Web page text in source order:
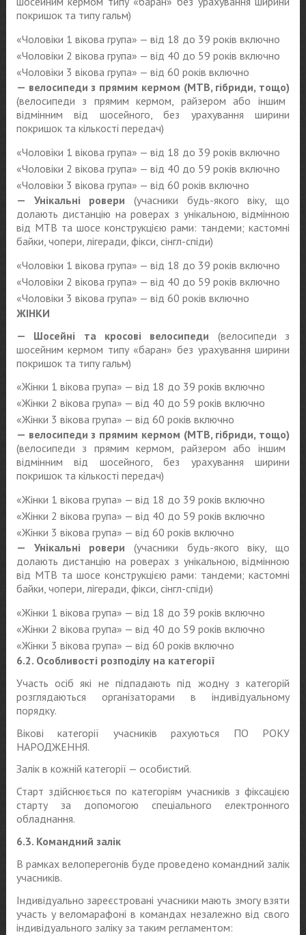
покришок та типу гальм)
«Чоловіки 1 вікова група» — від 18 до 39 років включно
«Чоловіки 2 вікова група» — від 40 до 59 років включно
«Чоловіки 3 вікова група» — від 60 років включно
— велосипеди з прямим кермом (MTB, гібриди, тощо)
(велосипеди з прямим кермом, райзером або іншим
відмінним від шосейного, без урахування ширини
покришок та кількості передач)
«Чоловіки 1 вікова група» — від 18 до 39 років включно
«Чоловіки 2 вікова група» — від 40 до 59 років включно
«Чоловіки 3 вікова група» — від 60 років включно
— Унікальні ровери (учасники будь-якого віку, що
долають дистанцію на роверах з унікальною, відмінною
від MTB та шосе конструкцією рами: тандеми; кастомні
байки, чопери, лігеради, фікси, сінгл-спіди)
«Чоловіки 1 вікова група» — від 18 до 39 років включно
«Чоловіки 2 вікова група» — від 40 до 59 років включно
«Чоловіки 3 вікова група» — від 60 років включно
ЖІНКИ
— Шосейні та кросові велосипеди (велосипеди з
шосейним кермом типу «баран» без урахування ширини
покришок та типу гальм)
«Жінки 1 вікова група» — від 18 до 39 років включно
«Жінки 2 вікова група» — від 40 до 59 років включно
«Жінки 3 вікова група» — від 60 років включно
— велосипеди з прямим кермом (MTB, гібриди, тощо)
(велосипеди з прямим кермом, райзером або іншим
відмінним від шосейного, без урахування ширини
покришок та кількості передач)
«Жінки 1 вікова група» — від 18 до 39 років включно
«Жінки 2 вікова група» — від 40 до 59 років включно
«Жінки 3 вікова група» — від 60 років включно
— Унікальні ровери (учасники будь-якого віку, що
долають дистанцію на роверах з унікальною, відмінною
від MTB та шосе конструкцією рами: тандеми; кастомні
байки, чопери, лігеради, фікси, сінгл-спіди)
«Жінки 1 вікова група» — від 18 до 39 років включно
«Жінки 2 вікова група» — від 40 до 59 років включно
«Жінки 3 вікова група» — від 60 років включно
6.2. Особливості розподілу на категорії
Участь осіб які не підпадають під жодну з категорій
розглядаються організаторами в індивідуальному
порядку.
Вікові категорії учасників рахуються ПО РОКУ
НАРОДЖЕННЯ.
Залік в кожній категорії — особистий.
Старт здійснюється по категоріям учасників з фіксацією
старту за допомогою спеціального електронного
обладнання.
6.3. Командний залік
В рамках велоперегонів буде проведено командний залік
учасників.
Індивідуально зареєстровані учасники мають змогу взяти
участь у веломарафоні в командах незалежно від свого
індивідуального заліку за таким регламентом: